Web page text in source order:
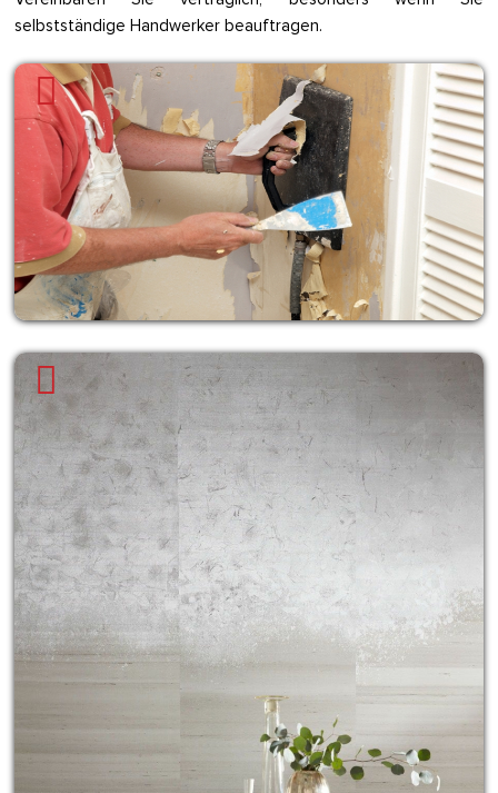
selbstständige Handwerker beauftragen.